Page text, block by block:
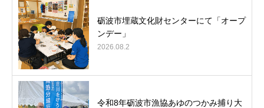
砺波市埋蔵文化財センターにて「オープ
ンデー」
2026.08.2
令和8年砺波市漁協あゆのつかみ捕り大